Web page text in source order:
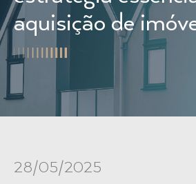
aquisição de
28/05/2025